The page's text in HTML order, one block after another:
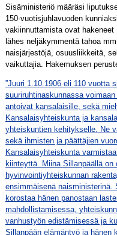
Sisäministeriö määräsi
150-vuotisjuhlavuoden
vakiinnuttamista ovat
lähes neljäkymmentä tahoa
naisjärjestöjä, osuusliikkeitä,
vaikuttajia. Hakemuksen
”Juuri 1.10.1906 eli 110 vuotta
suuriruhtinaskunnassa
antoivat kansalaisille, sekä
Kansalaisyhteiskunta ja
yhteiskuntien kehitykselle. Ne
sekä ihmisten ja päättäjien
Kansalaisyhteiskunta
kiinteyttä. Miina Sillanpäällä
hyvinvointiyhteiskunnan
ensimmäisenä naisministerinä.
korostaa hänen panostaan
mahdollistamisessa,
vanhustyön edistämisessä ja
Sillanpään elämäntyö ja